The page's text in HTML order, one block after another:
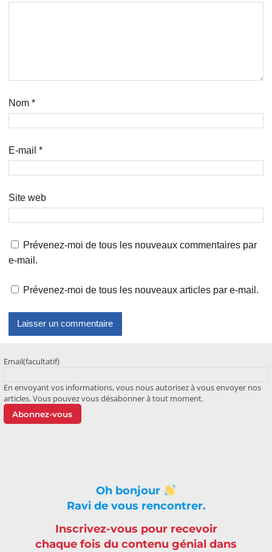
Nom *
E-mail *
Site web
Prévenez-moi de tous les nouveaux commentaires par
e-mail.
Prévenez-moi de tous les nouveaux articles par e-mail.
Email(facultatif)
En envoyant vos informations, vous nous autorisez à vous envoyer nos
articles. Vous pouvez vous désabonner à tout moment.
Abonnez-vous
Oh bonjour
Ravi de vous rencontrer.
Inscrivez-vous pour recevoir
chaque fois du contenu génial dans